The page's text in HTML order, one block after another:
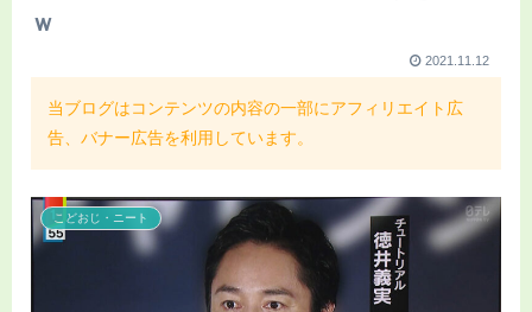
ｗ
2021.11.12
当ブログはコンテンツの内容の一部にアフィリエイト広
告、バナー広告を利用しています。
こどおじ・ニート